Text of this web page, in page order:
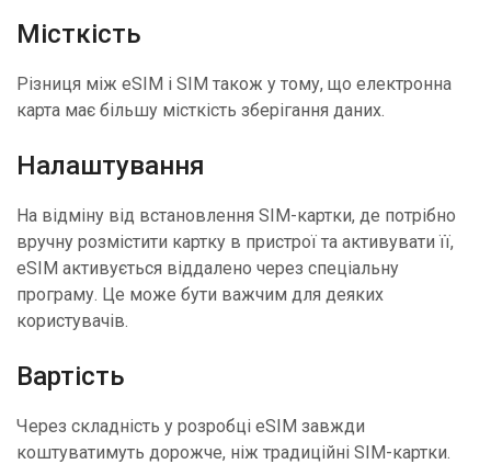
Місткість
Різниця між eSIM і SIM також у тому, що електронна
карта має більшу місткість зберігання даних.
Налаштування
На відміну від встановлення SIM-картки, де потрібно
вручну розмістити картку в пристрої та активувати її,
eSIM активується віддалено через спеціальну
програму. Це може бути важчим для деяких
користувачів.
Вартість
Через складність у розробці eSIM завжди
коштуватимуть дорожче, ніж традиційні SIM-картки.